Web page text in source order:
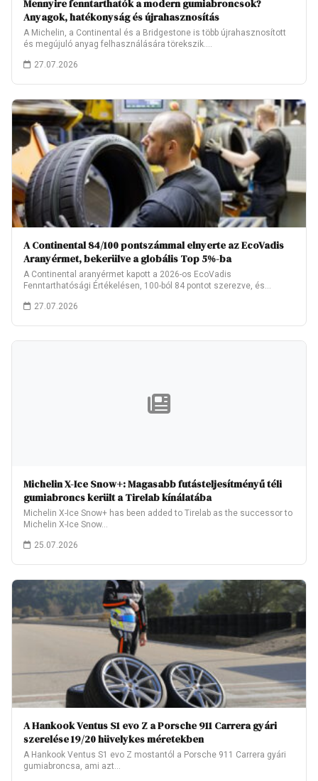
Mennyire fenntarthatók a modern gumiabroncsok?
Anyagok, hatékonyság és újrahasznosítás
A Michelin, a Continental és a Bridgestone is több újrahasznosított
és megújuló anyag felhasználására törekszik.…
27.07.2026
A Continental 84/100 pontszámmal elnyerte az EcoVadis
Aranyérmet, bekerülve a globális Top 5%-ba
A Continental aranyérmet kapott a 2026-os EcoVadis
Fenntarthatósági Értékelésen, 100-ból 84 pontot szerezve, és
27.07.2026
Michelin X-Ice Snow+: Magasabb futásteljesítményű téli
gumiabroncs került a Tirelab kínálatába
Michelin X-Ice Snow+ has been added to Tirelab as the successor to
Michelin X-Ice Snow…
25.07.2026
A Hankook Ventus S1 evo Z a Porsche 911 Carrera gyári
szerelése 19/20 hüvelykes méretekben
A Hankook Ventus S1 evo Z mostantól a Porsche 911 Carrera gyári
gumiabroncsa, ami azt…